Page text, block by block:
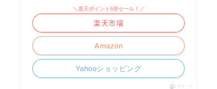
Amazon
＼楽天ポイント5倍セール！／
楽天市場
Yahooショッピング
ポチップ